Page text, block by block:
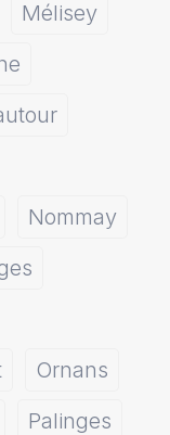
Mélisey
Nommay
Ornans
Palinges